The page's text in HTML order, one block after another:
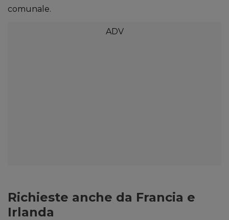
comunale.
Richieste anche da Francia e
Irlanda